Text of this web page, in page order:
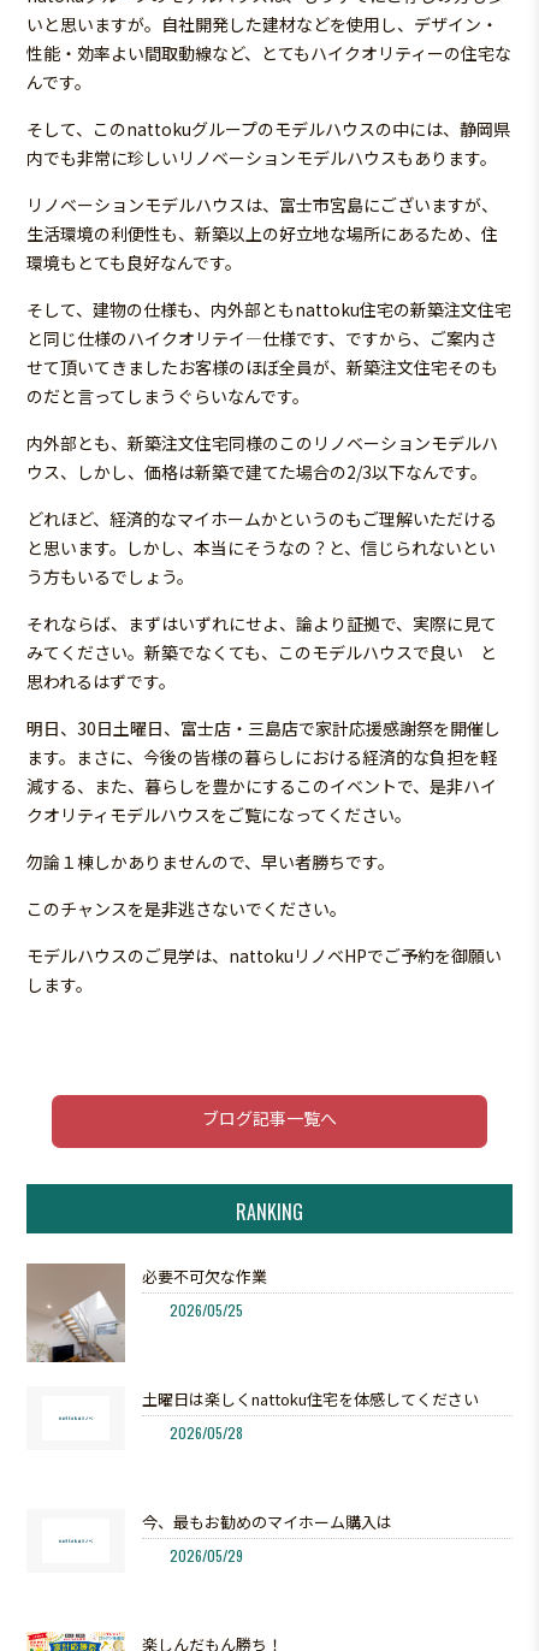
いと思いますが。自社開発した建材などを使用し、デザイン・
性能・効率よい間取動線など、とてもハイクオリティーの住宅な
んです。
そして、このnattokuグループのモデルハウスの中には、静岡県
内でも非常に珍しいリノベーションモデルハウスもあります。
リノベーションモデルハウスは、富士市宮島にございますが、
生活環境の利便性も、新築以上の好立地な場所にあるため、住
環境もとても良好なんです。
そして、建物の仕様も、内外部ともnattoku住宅の新築注文住宅
と同じ仕様のハイクオリテイ―仕様です、ですから、ご案内さ
せて頂いてきましたお客様のほぼ全員が、新築注文住宅そのも
のだと言ってしまうぐらいなんです。
内外部とも、新築注文住宅同様のこのリノベーションモデルハ
ウス、しかし、価格は新築で建てた場合の2/3以下なんです。
どれほど、経済的なマイホームかというのもご理解いただける
と思います。しかし、本当にそうなの？と、信じられないとい
う方もいるでしょう。
それならば、まずはいずれにせよ、論より証拠で、実際に見て
みてください。新築でなくても、このモデルハウスで良い と
思われるはずです。
明日、30日土曜日、富士店・三島店で家計応援感謝祭を開催し
ます。まさに、今後の皆様の暮らしにおける経済的な負担を軽
減する、また、暮らしを豊かにするこのイベントで、是非ハイ
クオリティモデルハウスをご覧になってください。
勿論１棟しかありませんので、早い者勝ちです。
このチャンスを是非逃さないでください。
モデルハウスのご見学は、nattokuリノベHPでご予約を御願い
します。
ブログ記事一覧へ
RANKING
必要不可欠な作業
2026/05/25
土曜日は楽しくnattoku住宅を体感してください
2026/05/28
今、最もお勧めのマイホーム購入は
2026/05/29
楽しんだもん勝ち！